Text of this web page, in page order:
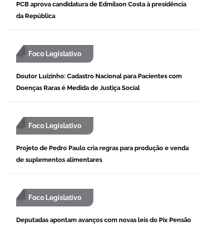
PCB aprova candidatura de Edmilson Costa à presidência
da República
Foco Legislativo
Doutor Luizinho: Cadastro Nacional para Pacientes com
Doenças Raras é Medida de Justiça Social
Foco Legislativo
Projeto de Pedro Paulo cria regras para produção e venda
de suplementos alimentares
Foco Legislativo
Deputadas apontam avanços com novas leis do Pix Pensão